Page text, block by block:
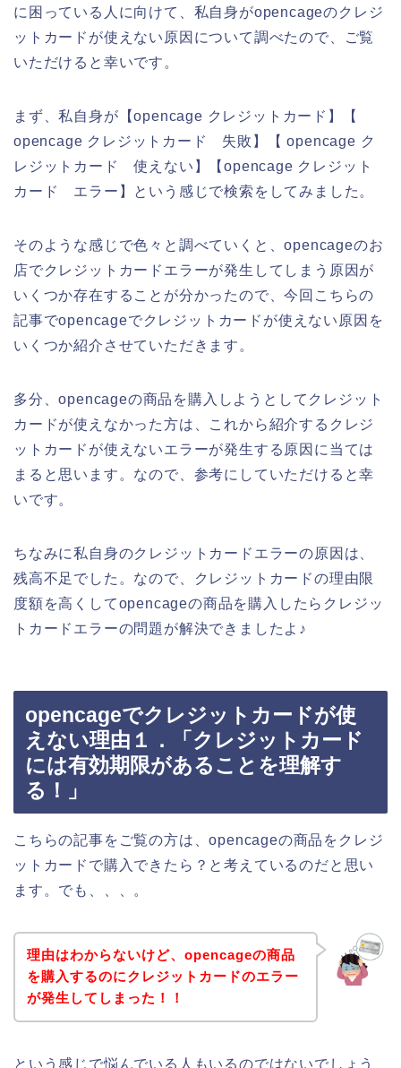
に困っている人に向けて、私自身がopencageのクレジ
ットカードが使えない原因について調べたので、ご覧
いただけると幸いです。
まず、私自身が【opencage クレジットカード】【
opencage クレジットカード 失敗】【 opencage ク
レジットカード 使えない】【opencage クレジット
カード エラー】という感じで検索をしてみました。
そのような感じで色々と調べていくと、opencageのお
店でクレジットカードエラーが発生してしまう原因が
いくつか存在することが分かったので、今回こちらの
記事でopencageでクレジットカードが使えない原因を
いくつか紹介させていただきます。
多分、opencageの商品を購入しようとしてクレジット
カードが使えなかった方は、これから紹介するクレジ
ットカードが使えないエラーが発生する原因に当ては
まると思います。なので、参考にしていただけると幸
いです。
ちなみに私自身のクレジットカードエラーの原因は、
残高不足でした。なので、クレジットカードの理由限
度額を高くしてopencageの商品を購入したらクレジッ
トカードエラーの問題が解決できましたよ♪
opencageでクレジットカードが使
えない理由１．「クレジットカード
には有効期限があることを理解す
る！」
こちらの記事をご覧の方は、opencageの商品をクレジ
ットカードで購入できたら？と考えているのだと思い
ます。でも、、、。
理由はわからないけど、opencageの商品
を購入するのにクレジットカードのエラー
が発生してしまった！！
という感じで悩んでいる人もいるのではないでしょう